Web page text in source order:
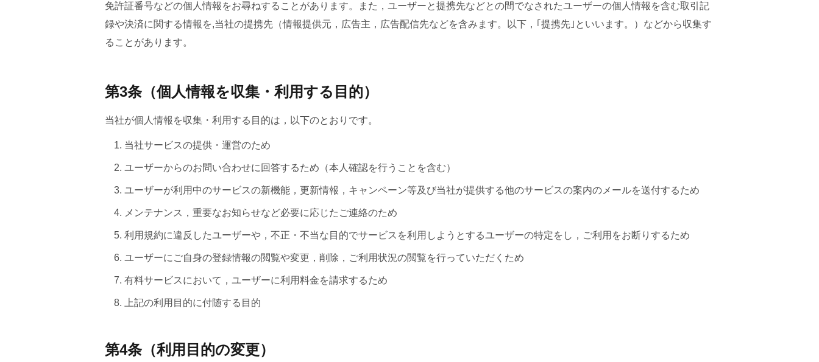
免許証番号などの個人情報をお尋ねすることがあります。また，ユーザーと提携先などとの間でなされたユーザーの個人情報を含む取引記
録や決済に関する情報を,当社の提携先（情報提供元，広告主，広告配信先などを含みます。以下，｢提携先｣といいます。）などから収集す
ることがあります。
第3条（個人情報を収集・利用する目的）
当社が個人情報を収集・利用する目的は，以下のとおりです。
当社サービスの提供・運営のため
ユーザーからのお問い合わせに回答するため（本人確認を行うことを含む）
ユーザーが利用中のサービスの新機能，更新情報，キャンペーン等及び当社が提供する他のサービスの案内のメールを送付するため
メンテナンス，重要なお知らせなど必要に応じたご連絡のため
利用規約に違反したユーザーや，不正・不当な目的でサービスを利用しようとするユーザーの特定をし，ご利用をお断りするため
ユーザーにご自身の登録情報の閲覧や変更，削除，ご利用状況の閲覧を行っていただくため
有料サービスにおいて，ユーザーに利用料金を請求するため
上記の利用目的に付随する目的
第4条（利用目的の変更）